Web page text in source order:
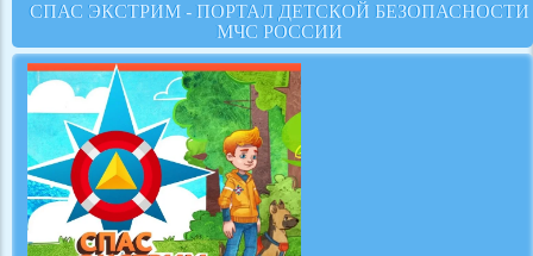
СПАС ЭКСТРИМ - ПОРТАЛ ДЕТСКОЙ БЕЗОПАСНОСТИ
МЧС РОССИИ